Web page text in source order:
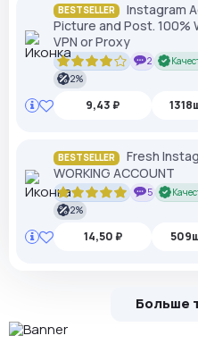
BESTSELLER
Instagram
Picture and Post. 100%
VPN or Proxy
2
2%
9,43 ₽
BESTSELLER
Fresh
WORKING ACCOUNT
5
2%
14,50 ₽
Больше